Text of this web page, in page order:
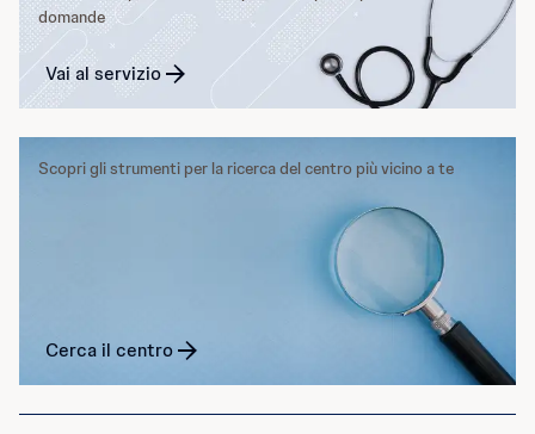
domande
Vai al servizio
Scopri gli strumenti per la ricerca del centro più vicino a te
Cerca il centro